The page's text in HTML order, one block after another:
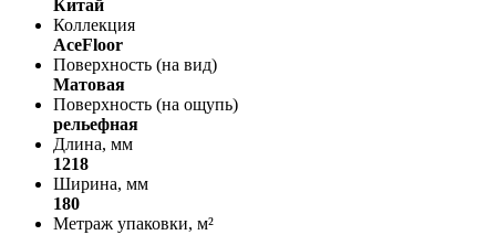
Китай
Коллекция
AceFloor
Поверхность (на вид)
Матовая
Поверхность (на ощупь)
рельефная
Длина, мм
1218
Ширина, мм
180
Метраж упаковки, м²